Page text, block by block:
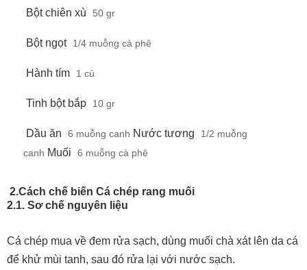
Bột chiên xù 50 gr
Bột ngọt 1/4 muỗng cà phê
Hành tím 1 củ
Tinh bột bắp 10 gr
Dầu ăn 6 muỗng canh Nước tương
1/2 muỗng
canh Muối 6 muỗng cà phê
2.Cách chế biến Cá chép rang muối
2.1. Sơ chế nguyên liệu
Cá chép mua về đem rửa sạch, dùng muối chà xát lên da cá
để khử mùi tanh, sau đó rửa lại với nước sạch.